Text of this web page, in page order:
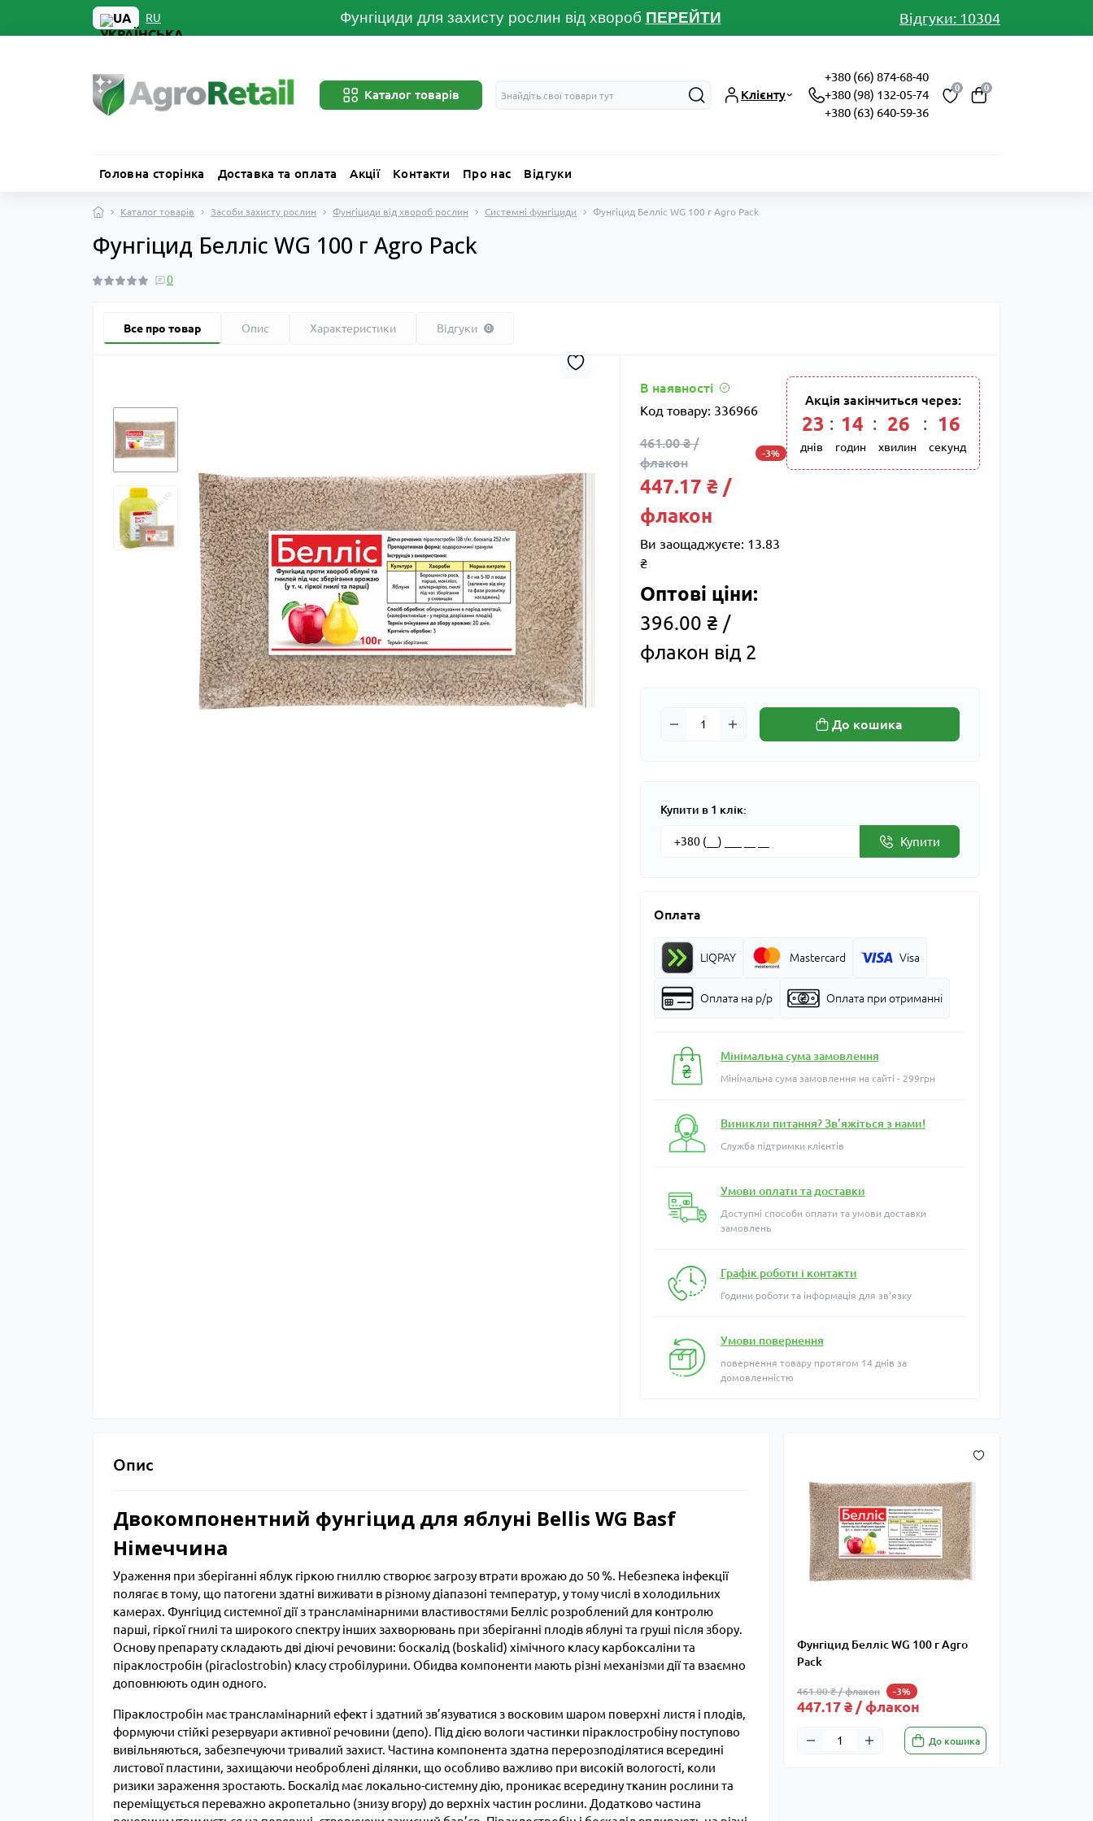
UA RU Фунгіциди для захисту рослин від хвороб ПЕРЕЙТИ Відгуки: 10304
Каталог товарів Клієнту
+380 (66) 874-68-40
+380 (98) 132-05-74
+380 (63) 640-59-36
0 0
Головна сторінка Доставка та оплата Акції Контакти Про нас Відгуки
Каталог товарів Засоби захисту рослин Фунгіциди від хвороб рослин Системні фунгіциди Фунгіцид Белліс WG 100 г Agro Pack
Фунгіцид Белліс WG 100 г Agro Pack
0
Все про товар Опис Характеристики Відгуки 0
В наявності
Код товару: 336966
461.00 ₴ /
флакон
-3%
447.17 ₴ /
флакон
Ви заощаджуєте: 13.83
₴
Оптові ціни:
396.00 ₴ /
флакон від 2
Акція закінчиться через:
23
днів
: 14
годин
: 26
хвилин
: 15
секунд
До кошика
Купити в 1 клік:
Купити
Оплата
LIQPAY Mastercard Visa
Оплата на р/р Оплата при отриманні
Мінімальна сума замовлення
Мінімальна сума замовлення на сайті - 299грн
Виникли питання? Зв'яжіться з нами!
Служба підтримки клієнтів
Умови оплати та доставки
Доступні способи оплати та умови доставки
замовлень
Графік роботи і контакти
Години роботи та інформація для зв'язку
Умови повернення
повернення товару протягом 14 днів за
домовленністю
Фунгіцид Белліс WG 100 г Agro
Pack
461.00 ₴ / флакон -3%
447.17 ₴ / флакон
До кошика
Опис
Двокомпонентний фунгіцид для яблуні Bellis WG Basf
Німеччина
Ураження при зберіганні яблук гіркою гниллю створює загрозу втрати врожаю до 50 %. Небезпека інфекції
полягає в тому, що патогени здатні виживати в різному діапазоні температур, у тому числі в холодильних
камерах. Фунгіцид системної дії з трансламінарними властивостями Белліс розроблений для контролю
парші, гіркої гнилі та широкого спектру інших захворювань при зберіганні плодів яблуні та груші після збору.
Основу препарату складають дві діючі речовини: боскалід (boskalid) хімічного класу карбоксаліни та
піраклостробін (piraclostrobin) класу стробілурини. Обидва компоненти мають різні механізми дії та взаємно
доповнюють один одного.
Піраклостробін має трансламінарний ефект і здатний зв’язуватися з восковим шаром поверхні листя і плодів,
формуючи стійкі резервуари активної речовини (депо). Під дією вологи частинки піраклостробіну поступово
вивільняються, забезпечуючи тривалий захист. Частина компонента здатна перерозподілятися всередині
листової пластини, захищаючи необроблені ділянки, що особливо важливо при високій вологості, коли
ризики зараження зростають. Боскалід має локально-системну дію, проникає всередину тканин рослини та
переміщується переважно акропетально (знизу вгору) до верхніх частин рослини. Додатково частина